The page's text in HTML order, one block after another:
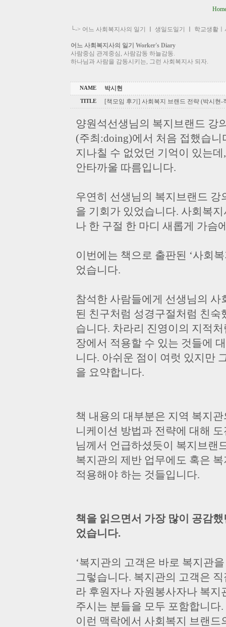
└-> 어느 사회복지사의 일기 생일도일기 학교생활
어느 사회복지사의 일기 Worker's Diary
사람중심 관계중심, 사람감동 하늘감동.
하나님과 사람을 감동시키는, 그런 사회복지사 되자.
NAME 박시현
TITLE [책모임 후기] 사회복지 브랜드 전략 (박시현-
양원석선생님의 복지브랜드 강
(주최:doing)에서 처음 접했습
지나칠 수 없었던 기억이 있는
안타까울 따름입니다.
우연히 선생님의 복지브랜드
을 기회가 있었습니다. 사회복
나 한 구절 한 마디 새롭게 가슴
이번에는 책으로 출판된 ‘사회
었습니다.
참석한 사람들에게 선생님의
된 친구처럼 성경구절처럼 친
습니다. 차라리 진영이의 지적
장에서 적용할 수 있는 것들에
니다. 아쉬운 점이 여럿 있지만
을 요약합니다.
책 내용의 대부분은 지역 복지
니케이션 방법과 전략에 대해
님께서 언급하셨듯이 복지브랜
복지관의 제반 업무에도 혹은
적용해야 하는 것들입니다.
책을 읽으면서 가장 많이 공감
었습니다.
‘복지관의 고객은 바로 복지관
그렇습니다. 복지관의 고객은
라 후원자나 자원봉사자나 복
주시는 분들을 모두 포함합니다.
이런 맥락에서 사회복지 브랜